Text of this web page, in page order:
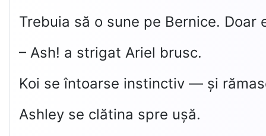
Trebuia să o sune pe Bernice.
– Ash! a strigat Ariel brusc.
Koi se întoarse instinctiv — și
Ashley se clătina spre ușă.